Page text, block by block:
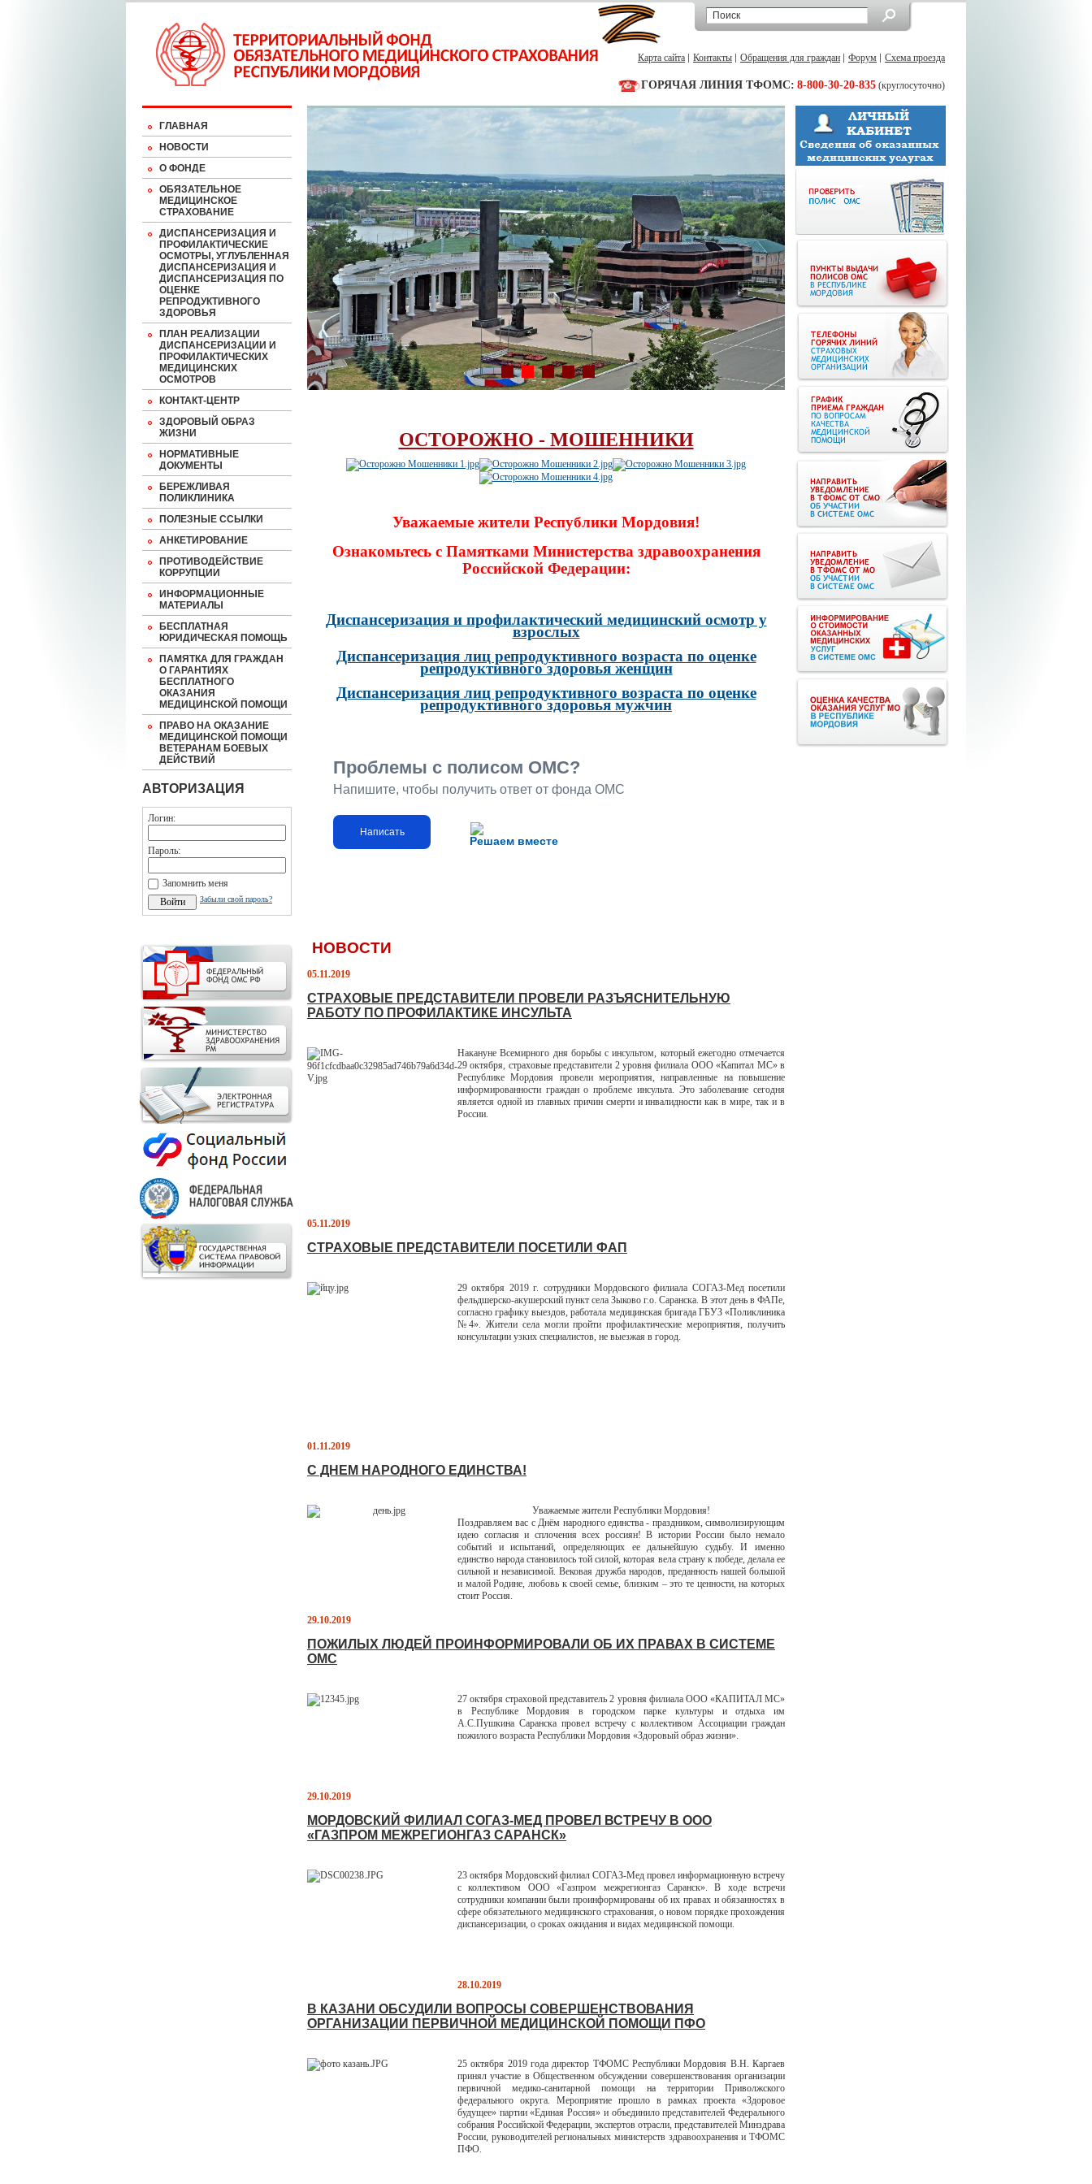
Карта сайта Контакты Обращения для граждан Форум Схема проезда
ГОРЯЧАЯ ЛИНИЯ ТФОМС: 8-800-30-20-835 (круглосуточно)
ГЛАВНАЯ
НОВОСТИ
О ФОНДЕ
ОБЯЗАТЕЛЬНОЕ
МЕДИЦИНСКОЕ
СТРАХОВАНИЕ
ДИСПАНСЕРИЗАЦИЯ И
ПРОФИЛАКТИЧЕСКИЕ
ОСМОТРЫ, УГЛУБЛЕННАЯ
ДИСПАНСЕРИЗАЦИЯ И
ДИСПАНСЕРИЗАЦИЯ ПО
ОЦЕНКЕ
РЕПРОДУКТИВНОГО
ЗДОРОВЬЯ
ПЛАН РЕАЛИЗАЦИИ
ДИСПАНСЕРИЗАЦИИ И
ПРОФИЛАКТИЧЕСКИХ
МЕДИЦИНСКИХ
ОСМОТРОВ
КОНТАКТ-ЦЕНТР
ЗДОРОВЫЙ ОБРАЗ
ЖИЗНИ
НОРМАТИВНЫЕ
ДОКУМЕНТЫ
БЕРЕЖЛИВАЯ
ПОЛИКЛИНИКА
ПОЛЕЗНЫЕ ССЫЛКИ
АНКЕТИРОВАНИЕ
ПРОТИВОДЕЙСТВИЕ
КОРРУПЦИИ
ИНФОРМАЦИОННЫЕ
МАТЕРИАЛЫ
БЕСПЛАТНАЯ
ЮРИДИЧЕСКАЯ ПОМОЩЬ
ПАМЯТКА ДЛЯ ГРАЖДАН
О ГАРАНТИЯХ
БЕСПЛАТНОГО
ОКАЗАНИЯ
МЕДИЦИНСКОЙ ПОМОЩИ
ПРАВО НА ОКАЗАНИЕ
МЕДИЦИНСКОЙ ПОМОЩИ
ВЕТЕРАНАМ БОЕВЫХ
ДЕЙСТВИЙ
АВТОРИЗАЦИЯ
Логин:
Пароль:
Запомнить меня
Забыли свой пароль?
ОСТОРОЖНО - МОШЕННИКИ
Уважаемые жители Республики Мордовия!
Ознакомьтесь с Памятками Министерства здравоохранения
Российской Федерации:
Диспансеризация и профилактический медицинский осмотр у
взрослых
Диспансеризация лиц репродуктивного возраста по оценке
репродуктивного здоровья женщин
Диспансеризация лиц репродуктивного возраста по оценке
репродуктивного здоровья мужчин
Решаем вместе
Проблемы с полисом ОМС?
Напишите, чтобы получить ответ от фонда ОМС
Написать
НОВОСТИ
05.11.2019
СТРАХОВЫЕ ПРЕДСТАВИТЕЛИ ПРОВЕЛИ РАЗЪЯСНИТЕЛЬНУЮ
РАБОТУ ПО ПРОФИЛАКТИКЕ ИНСУЛЬТА
Накануне Всемирного дня борьбы с инсультом, который ежегодно отмечается
29 октября, страховые представители 2 уровня филиала ООО «Капитал МС» в
Республике Мордовия провели мероприятия, направленные на повышение
информированности граждан о проблеме инсульта. Это заболевание сегодня
является одной из главных причин смерти и инвалидности как в мире, так и в
России.
05.11.2019
СТРАХОВЫЕ ПРЕДСТАВИТЕЛИ ПОСЕТИЛИ ФАП
29 октября 2019 г. сотрудники Мордовского филиала СОГАЗ-Мед посетили
фельдшерско-акушерский пункт села Зыково г.о. Саранска. В этот день в ФАПе,
согласно графику выездов, работала медицинская бригада ГБУЗ «Поликлиника
№4». Жители села могли пройти профилактические мероприятия, получить
консультации узких специалистов, не выезжая в город.
01.11.2019
С ДНЕМ НАРОДНОГО ЕДИНСТВА!
Уважаемые жители Республики Мордовия!
Поздравляем вас с Днём народного единства - праздником, символизирующим
идею согласия и сплочения всех россиян! В истории России было немало
событий и испытаний, определяющих ее дальнейшую судьбу. И именно
единство народа становилось той силой, которая вела страну к победе, делала ее
сильной и независимой. Вековая дружба народов, преданность нашей большой
и малой Родине, любовь к своей семье, близким – это те ценности, на которых
стоит Россия.
29.10.2019
ПОЖИЛЫХ ЛЮДЕЙ ПРОИНФОРМИРОВАЛИ ОБ ИХ ПРАВАХ В СИСТЕМЕ
ОМС
27 октября страховой представитель 2 уровня филиала ООО «КАПИТАЛ МС»
в Республике Мордовия в городском парке культуры и отдыха им
А.С.Пушкина Саранска провел встречу с коллективом Ассоциации граждан
пожилого возраста Республики Мордовия «Здоровый образ жизни».
29.10.2019
МОРДОВСКИЙ ФИЛИАЛ СОГАЗ-МЕД ПРОВЕЛ ВСТРЕЧУ В ООО
«ГАЗПРОМ МЕЖРЕГИОНГАЗ САРАНСК»
23 октября Мордовский филиал СОГАЗ-Мед провел информационную встречу
с коллективом ООО «Газпром межрегионгаз Саранск». В ходе встречи
сотрудники компании были проинформированы об их правах и обязанностях в
сфере обязательного медицинского страхования, о новом порядке прохождения
диспансеризации, о сроках ожидания и видах медицинской помощи.
28.10.2019
В КАЗАНИ ОБСУДИЛИ ВОПРОСЫ СОВЕРШЕНСТВОВАНИЯ
ОРГАНИЗАЦИИ ПЕРВИЧНОЙ МЕДИЦИНСКОЙ ПОМОЩИ ПФО
25 октября 2019 года директор ТФОМС Республики Мордовия В.Н. Каргаев
принял участие в Общественном обсуждении совершенствования организации
первичной медико-санитарной помощи на территории Приволжского
федерального округа. Мероприятие прошло в рамках проекта «Здоровое
будущее» партии «Единая Россия» и объединило представителей Федерального
собрания Российской Федерации, экспертов отрасли, представителей Минздрава
России, руководителей региональных министерств здравоохранения и ТФОМС
ПФО.